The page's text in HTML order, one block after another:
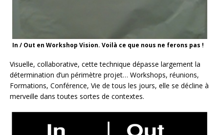
In / Out en Workshop Vision. Voilà ce que nous ne ferons pas !
Visuelle, collaborative, cette technique dépasse largement la
détermination d’un périmètre projet… Workshops, réunions,
Formations, Conférence, Vie de tous les jours, elle se décline à
merveille dans toutes sortes de contextes.